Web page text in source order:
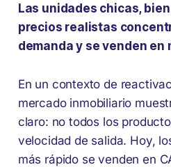
Las unidades chicas,
precios realistas
demanda y se venden en
En un contexto de
mercado inmobiliario
claro: no todos los
velocidad de salida. Hoy,
más rápido se venden en